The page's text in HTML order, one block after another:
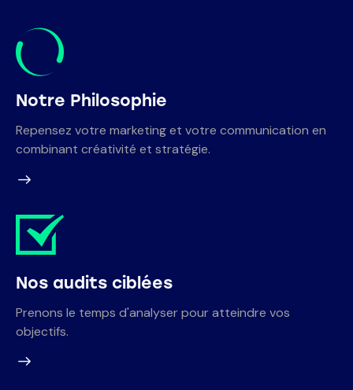
Notre Philosophie
Repensez votre marketing et votre communication en
combinant créativité et stratégie.
Nos audits ciblées
Prenons le temps d'analyser pour atteindre vos
objectifs.